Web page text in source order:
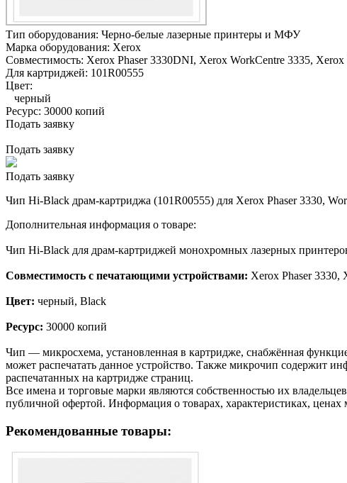
Тип оборудования: Черно-белые лазерные принтеры и МФУ
Марка оборудования: Xerox
Совместимость: Xerox Phaser 3330DNI, Xerox WorkCentre 3335, Xerox
Для картриджей: 101R00555
Цвет:
черный
Ресурс: 30000 копий
Подать заявку
Подать заявку
Подать заявку
Чип Hi-Black драм-картриджа (101R00555) для Xerox Phaser 3330,
Дополнительная информация о товаре:
Чип Hi-Black для драм-картриджей монохромных лазерных
Совместимость с печатающими устройствами: Xerox Phaser 3330,
Цвет: черный, Black
Ресурс: 30000 копий
Чип — микросхема, установленная в картридже, снабжённая
может распечатать данное устройство. Также микрочип содержит
распечатанных на картридже страниц.
Все имена и торговые марки являются собственностью их
публичной офертой. Информация о товарах, характеристиках,
Рекомендованные товары: